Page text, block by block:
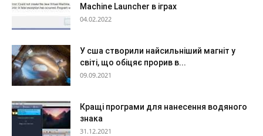
Machine Launcher в іграх
04.02.2022
У сша створили найсильніший магніт у
світі, що обіцяє прорив в...
09.09.2021
Кращі програми для нанесення водяного
знака
31.12.2021